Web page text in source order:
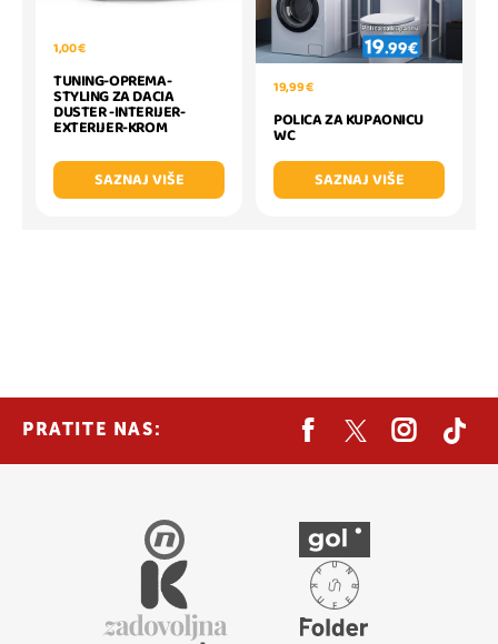
1,00 €
TUNING-OPREMA-
STYLING ZA DACIA
DUSTER -INTERIJER-
EXTERIJER-KROM
SAZNAJ VIŠE
19,99 €
POLICA ZA KUPAONICU
WC
SAZNAJ VIŠE
PRATITE NAS: